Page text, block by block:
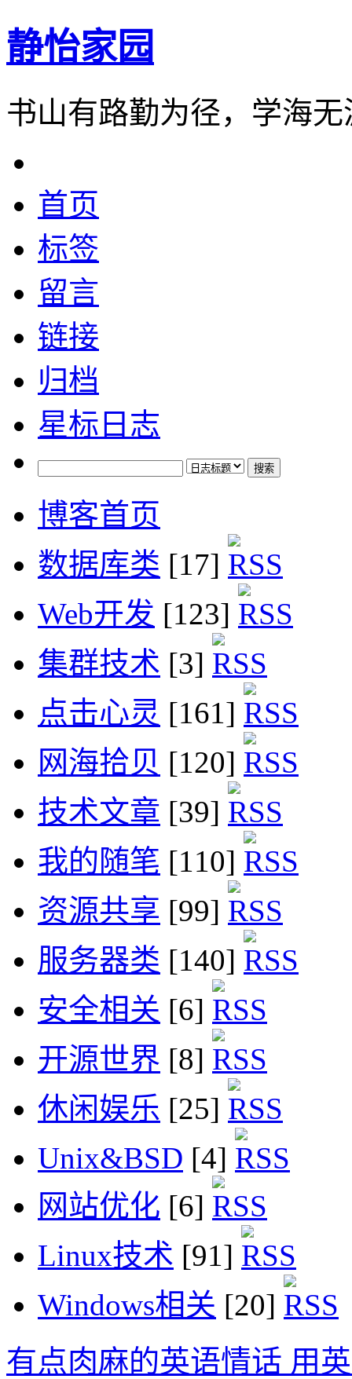
静怡家园
书山有路勤为径，学海
首页
标签
留言
链接
归档
星标日志
博客首页
数据库类 [17]
Web开发 [123]
集群技术 [3]
点击心灵 [161]
网海拾贝 [120]
技术文章 [39]
我的随笔 [110]
资源共享 [99]
服务器类 [140]
安全相关 [6]
开源世界 [8]
休闲娱乐 [25]
Unix&BSD [4]
网站优化 [6]
Linux技术 [91]
Windows相关 [20]
有点肉麻的英语情话 用